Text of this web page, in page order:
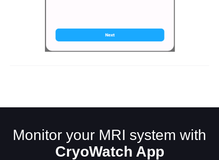
Monitor your MRI system with
CryoWatch App